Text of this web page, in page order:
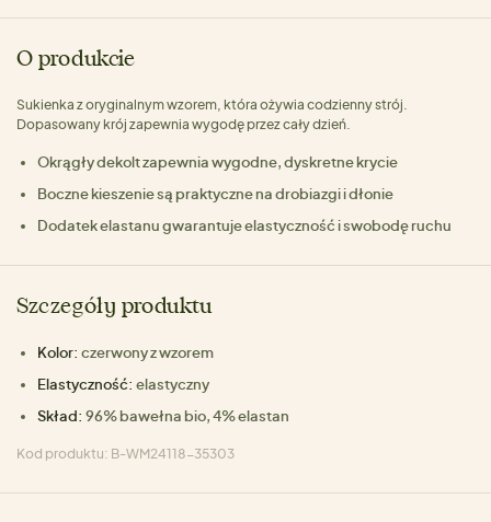
O produkcie
Sukienka z oryginalnym wzorem, która ożywia codzienny strój.
Dopasowany krój zapewnia wygodę przez cały dzień.
Okrągły dekolt zapewnia wygodne, dyskretne krycie
Boczne kieszenie są praktyczne na drobiazgi i dłonie
Dodatek elastanu gwarantuje elastyczność i swobodę ruchu
Szczegóły produktu
Kolor: czerwony z wzorem
Elastyczność: elastyczny
Skład: 96% bawełna bio, 4% elastan
Kod produktu: B-WM24118-35303